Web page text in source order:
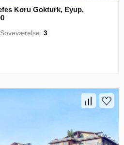
Koru Gokturk, Eyup,
Soveværelse:3